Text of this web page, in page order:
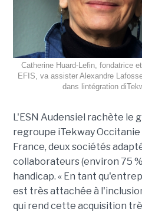
Catherine Huard-Lefin, fondatrice
EFIS, va assister Alexandre
dans lintégration
L'ESN Audensiel rachète le
regroupe iTekway
France, deux sociétés
collaborateurs (environ 75
handicap. « En tant
est très attachée à
qui rend cette acquisition